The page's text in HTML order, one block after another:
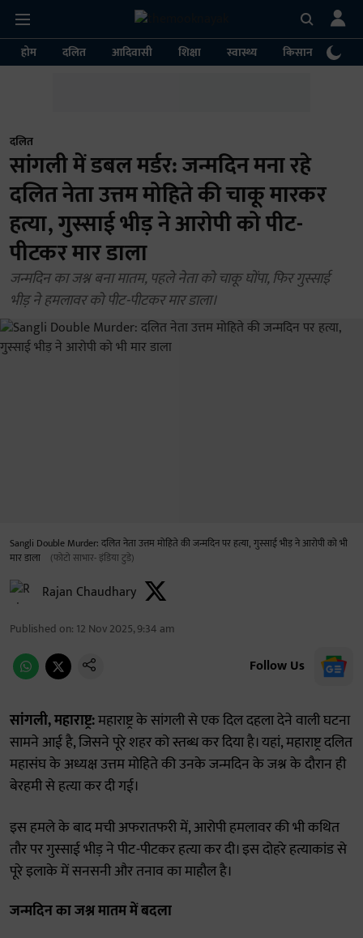
होम दलित आदिवासी शिक्षा स्वास्थ्य किसान
दलित
सांगली में डबल मर्डर: जन्मदिन मना रहे
दलित नेता उत्तम मोहिते की चाकू मारकर
हत्या, गुस्साई भीड़ ने आरोपी को पीट-
पीटकर मार डाला
जन्मदिन का जश्न बना मातम, पहले नेता को चाकू घोंपा, फिर गुस्साई
भीड़ ने हमलावर को पीट-पीटकर मार डाला।
Sangli Double Murder: दलित नेता उत्तम मोहिते की जन्मदिन पर हत्या, गुस्साई भीड़ ने आरोपी को भी
मार डाला
(फोटो साभार- इंडिया टुडे)
Rajan Chaudhary
Published on: 12 Nov 2025, 9:34 am
Follow Us
सांगली, महाराष्ट्र:महाराष्ट्र के सांगली से एक दिल दहला देने वाली घटना
सामने आई है, जिसने पूरे शहर को स्तब्ध कर दिया है। यहां, महाराष्ट्र दलित
महासंघ के अध्यक्ष उत्तम मोहिते की उनके जन्मदिन के जश्न के दौरान ही
बेरहमी से हत्या कर दी गई।
इस हमले के बाद मची अफरातफरी में, आरोपी हमलावर की भी कथित
तौर पर गुस्साई भीड़ ने पीट-पीटकर हत्या कर दी। इस दोहरे हत्याकांड से
पूरे इलाके में सनसनी और तनाव का माहौल है।
जन्मदिन का जश्न मातम में बदला